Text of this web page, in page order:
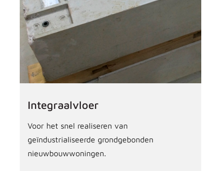
Integraalvloer
Voor het snel realiseren van
geïndustrialiseerde grondgebonden
nieuwbouwwoningen.